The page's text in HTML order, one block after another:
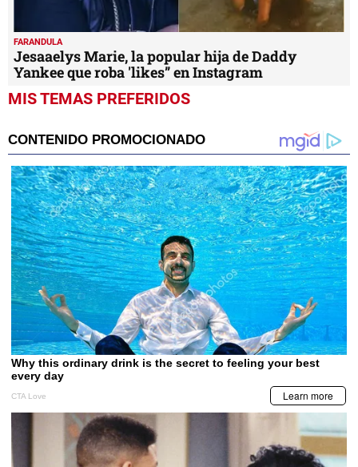
FARANDULA
Jesaaelys Marie, la popular hija de Daddy
Yankee que roba 'likes” en Instagram
MIS TEMAS PREFERIDOS